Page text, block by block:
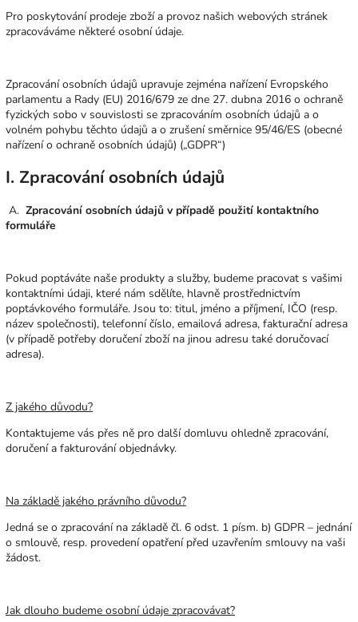
Pro poskytování prodeje zboží a provoz našich webových stránek
zpracováváme některé osobní údaje.
Zpracování osobních údajů upravuje zejména nařízení Evropského
parlamentu a Rady (EU) 2016/679 ze dne 27. dubna 2016 o ochraně
fyzických sobo v souvislosti se zpracováním osobních údajů a o
volném pohybu těchto údajů a o zrušení směrnice 95/46/ES (obecné
nařízení o ochraně osobních údajů) („GDPR“)
I. Zpracování osobních údajů
A. Zpracování osobních údajů v případě použití kontaktního
formuláře
Pokud poptáváte naše produkty a služby, budeme pracovat s vašimi
kontaktními údaji, které nám sdělíte, hlavně prostřednictvím
poptávkového formuláře. Jsou to: titul, jméno a příjmení, IČO (resp.
název společnosti), telefonní číslo, emailová adresa, fakturační adresa
(v případě potřeby doručení zboží na jinou adresu také doručovací
adresa).
Z jakého důvodu?
Kontaktujeme vás přes ně pro další domluvu ohledně zpracování,
doručení a fakturování objednávky.
Na základě jakého právního důvodu?
Jedná se o zpracování na základě čl. 6 odst. 1 písm. b) GDPR – jednání
o smlouvě, resp. provedení opatření před uzavřením smlouvy na vaši
žádost.
Jak dlouho budeme osobní údaje zpracovávat?